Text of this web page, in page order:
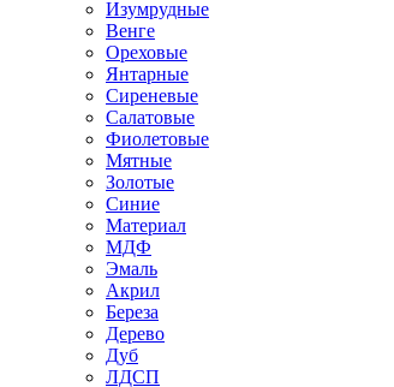
Изумрудные
Венге
Ореховые
Янтарные
Сиреневые
Салатовые
Фиолетовые
Мятные
Золотые
Синие
Материал
МДФ
Эмаль
Акрил
Береза
Дерево
Дуб
ЛДСП